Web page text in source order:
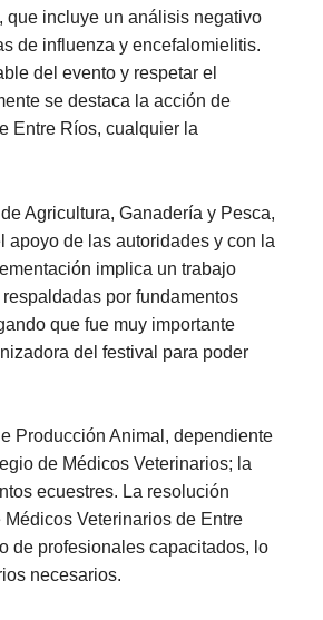
que incluye un análisis negativo
de influenza y encefalomielitis.
del evento y respetar el
se destaca la acción de
Entre Ríos, cualquier la
Agricultura, Ganadería y Pesca,
apoyo de las autoridades y con la
implica un trabajo
por fundamentos
que fue muy importante
del festival para poder
Producción Animal, dependiente
de Médicos Veterinarios; la
ecuestres. La resolución
Veterinarios de Entre
de profesionales capacitados, lo
necesarios.